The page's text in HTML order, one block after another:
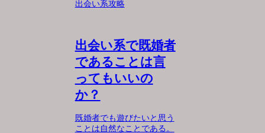
出会い系攻略
出会い系で既婚者
であることは言
ってもいいの
か？
既婚者でも遊びたいと思う
ことは自然なことである。